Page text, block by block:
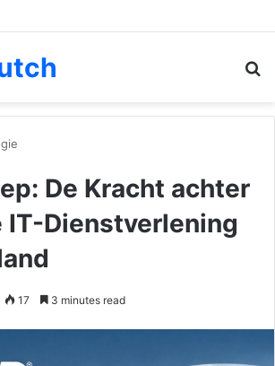
De Kracht achter
IT-Dienstverlening
17 3 minutes read